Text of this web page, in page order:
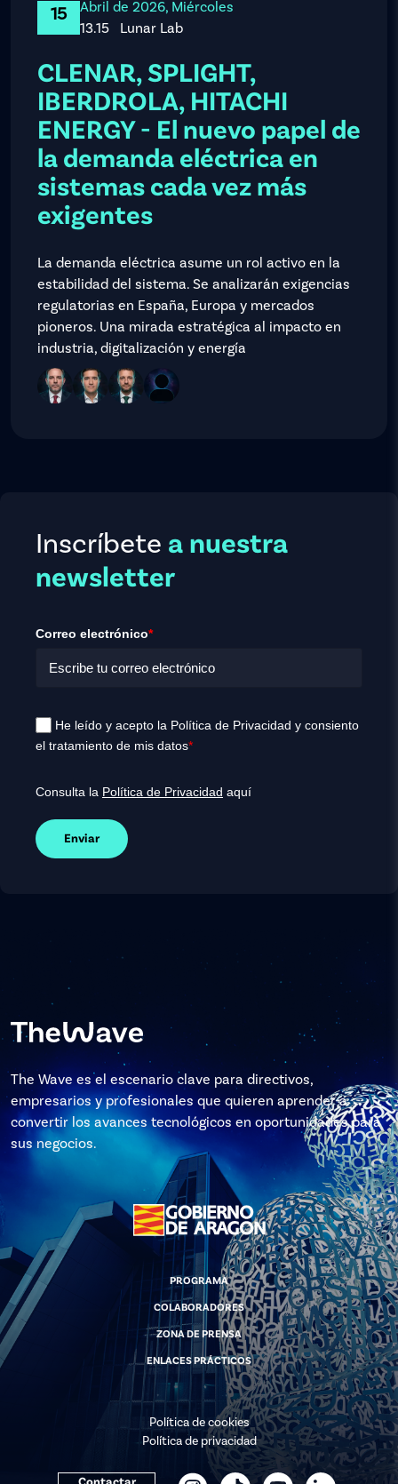
15
Abril de 2026, Miércoles
13.15
Lunar Lab
CLENAR, SPLIGHT,
IBERDROLA, HITACHI
ENERGY - El nuevo papel de
la demanda eléctrica en
sistemas cada vez más
exigentes
La demanda eléctrica asume un rol activo en la
estabilidad del sistema. Se analizarán exigencias
regulatorias en España, Europa y mercados
pioneros. Una mirada estratégica al impacto en
industria, digitalización y energía
Inscríbete a nuestra
newsletter
Correo electrónico*
He leído y acepto la Política de Privacidad y consiento
el tratamiento de mis datos*
Consulta la Política de Privacidad aquí
Enviar
The Wave es el escenario clave para directivos,
empresarios y profesionales que quieren aprender a
convertir los avances tecnológicos en oportunidades para
sus negocios.
PROGRAMA
COLABORADORES
ZONA DE PRENSA
ENLACES PRÁCTICOS
Política de cookies
Política de privacidad